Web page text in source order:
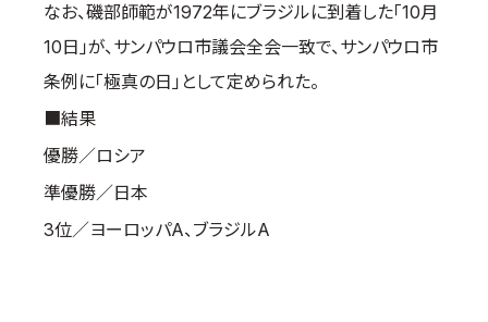
日本語
English
なお、磯部師範が1972年にブラジルに到着した「10月
10日」が、サンパウロ市議会全会一致で、サンパウロ市
条例に「極真の日」として定められた。
■結果
優勝／ロシア
準優勝／日本
3位／ヨーロッパA、ブラジルA